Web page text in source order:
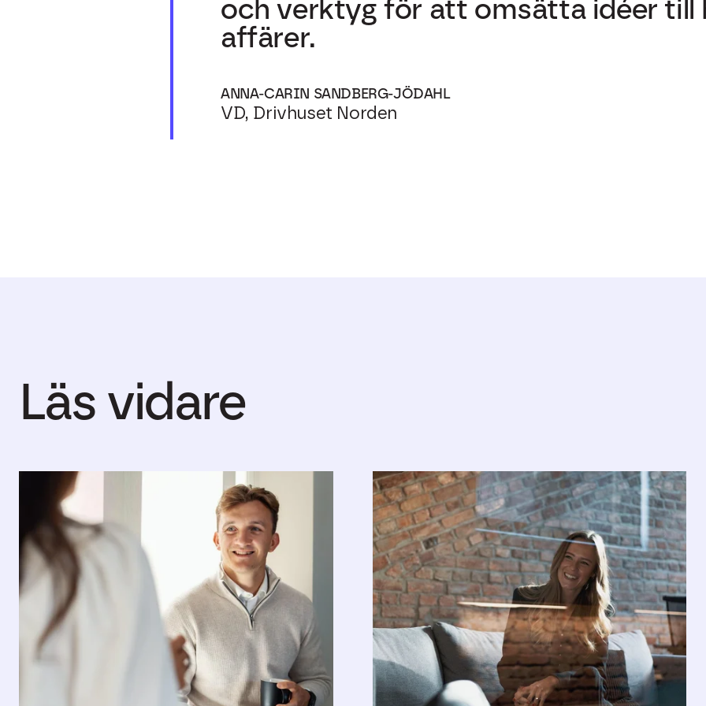
och verktyg för att omsätta idéer till
affärer.
ANNA-CARIN SANDBERG-JÖDAHL
VD, Drivhuset Norden
Läs vidare